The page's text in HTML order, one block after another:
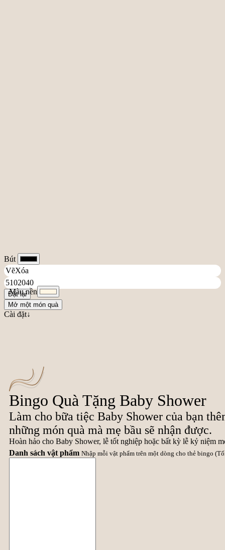
Bút
Đặt lại
Mở một món quà
Cài đặt↓
Màu nền
Bingo Quà Tặng Baby Shower
Làm cho bữa tiệc Baby Shower của bạn
những món quà mà mẹ bầu sẽ nhận được.
Hoàn hảo cho Baby Shower, lễ tốt nghiệp hoặc bất kỳ lễ kỷ niệm
Danh sách vật phẩm Nhập mỗi vật phẩm trên một dòng cho thẻ bingo